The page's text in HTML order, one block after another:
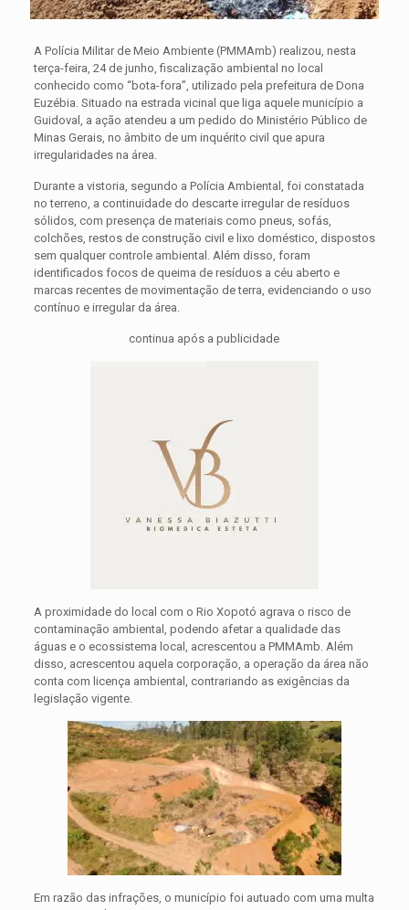
A Polícia Militar de Meio Ambiente (PMMAmb) realizou, nesta
terça-feira, 24 de junho, fiscalização ambiental no local
conhecido como “bota-fora”, utilizado pela prefeitura de Dona
Euzébia. Situado na estrada vicinal que liga aquele município a
Guidoval, a ação atendeu a um pedido do Ministério Público de
Minas Gerais, no âmbito de um inquérito civil que apura
irregularidades na área.
Durante a vistoria, segundo a Polícia Ambiental, foi constatada
no terreno, a continuidade do descarte irregular de resíduos
sólidos, com presença de materiais como pneus, sofás,
colchões, restos de construção civil e lixo doméstico, dispostos
sem qualquer controle ambiental. Além disso, foram
identificados focos de queima de resíduos a céu aberto e
marcas recentes de movimentação de terra, evidenciando o uso
contínuo e irregular da área.
continua após a publicidade
A proximidade do local com o Rio Xopotó agrava o risco de
contaminação ambiental, podendo afetar a qualidade das
águas e o ecossistema local, acrescentou a PMMAmb. Além
disso, acrescentou aquela corporação, a operação da área não
conta com licença ambiental, contrariando as exigências da
legislação vigente.
Em razão das infrações, o município foi autuado com uma multa